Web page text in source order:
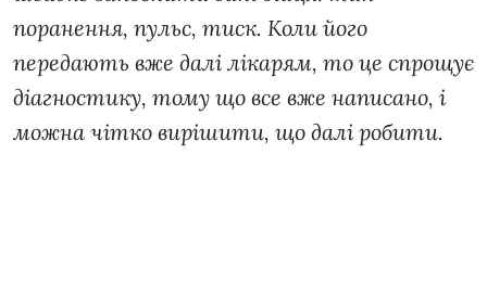
поранення, пульс, тиск. Коли його
передають вже далі лікарям, то це спрощує
діагностику, тому що все вже написано, і
можна чітко вирішити, що далі робити.